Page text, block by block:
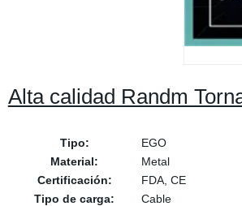
Alta calidad Randm
Tipo:
EGO
Material:
Metal
Certificación:
FDA, CE
Tipo de carga:
Cable